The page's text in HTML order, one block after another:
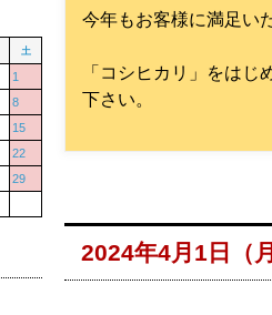
土
1
8
15
22
29
今年もお客様に満足い
「コシヒカリ」をは
下さい。
2024年4月1日（